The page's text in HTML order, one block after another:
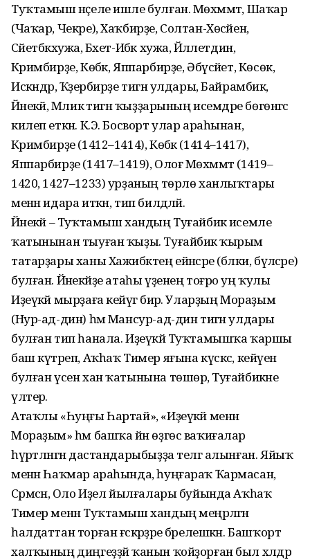
Туҡтамыш нәҫеле ишле булған. Мөхәммәт, Шаҡар
(Чаҡар, Чекре), Хаҡбирҙе, Солтан-Хөсәйен,
Сәйетбәкхужа, Бәхет-Ибәк хужа, Йәләлетдин,
Кәримбирҙе, Көбәк, Яппарбирҙе, Әбүсәйет, Көсөк,
Искәндәр, Ҡәҙербирҙе тигән улдары, Байрамбикә,
Йәнекәй, Мәликә тигән ҡыҙҙарының исемдәре бөгөнгәсә
килеп еткән. К.Э. Босворт улар араһынан,
Кәримбирҙе (1412–1414), Көбәк (1414–1417),
Яппарбирҙе (1417–1419), Олоғ Мөхәммәт (1419–
1420, 1427–1233) урҙаның төрлө ханлыҡтары
менән идара иткән, тип билдәләй.
Йәнекәй – Туҡтамыш хандың Туғайбикә исемле
ҡатынынан тыуған ҡыҙы. Туғайбикә ҡырым
татарҙары ханы Хажибәктең ейәнсәре (бәлки, бүләсәре)
булған. Йәнекәйҙе атаһы үҙенең тоғро уң ҡулы
Иҙеүкәй мырҙаға кейәүгә бирә. Уларҙың Мораҙым
(Нур-ад-дин) һәм Мансур-ад-дин тигән улдары
булған тип һанала. Иҙеүкәй Туҡтамышҡа ҡаршы
баш күтәреп, Аҡһаҡ Тимер яғына күскәс, кейәүенә
булған үсен хан ҡатынына төшөрә, Туғайбикәне
үлтерә.
Атаҡлы «Һуңғы Һартай», «Иҙеүкәй менән
Мораҙым» һәм башҡа йән өҙгөс ваҡиғалар
һүрәтләнгән дастандарыбыҙҙа телгә алынған. Яйыҡ
менән Һаҡмар араһында, һуңғараҡ Ҡармасан,
Сәрмәсән, Оло Иҙел йылғалары буйында Аҡһаҡ
Тимер менән Туҡтамыш хандың меңәрләгән
һалдаттан торған ғәскәрҙәре бәрелешкән. Башҡорт
халҡының диңгеҙҙәй ҡанын ҡойҙорған был хәлдәр